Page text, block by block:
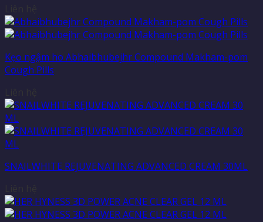
Kẹo ngậm ho Abhaibhubejhr Compound Makham-pom
Cough Pills
SNAILWHITE REJUVENATING ADVANCED CREAM 30ML